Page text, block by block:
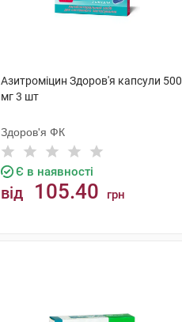
Азитроміцин Здоров'я капсули 500
мг 3 шт
Здоров'я ФК
Є в наявності
від 105.40 грн